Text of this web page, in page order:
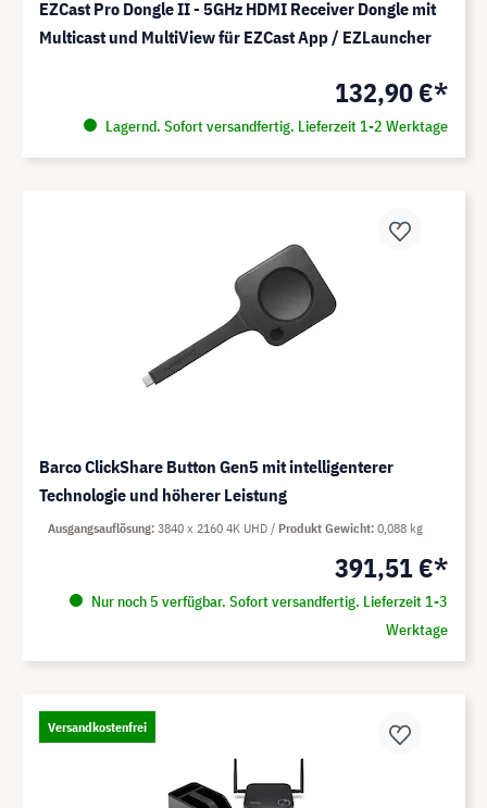
EZCast Pro Dongle II - 5GHz HDMI Receiver Dongle mit
Multicast und MultiView für EZCast App / EZLauncher
132,90 €*
Lagernd. Sofort versandfertig. Lieferzeit 1-2 Werktage
Barco ClickShare Button Gen5 mit intelligenterer
Technologie und höherer Leistung
391,51 €*
Nur noch 5 verfügbar. Sofort versandfertig. Lieferzeit 1-3
Werktage
Ausgangsauflösung 3840 x 2160 4K UHD Produkt Gewicht 0,088 kg
Versandkostenfrei